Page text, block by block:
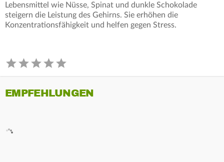
Lebensmittel wie Nüsse, Spinat und dunkle Schokolade
steigern die Leistung des Gehirns. Sie erhöhen die
Konzentrationsfähigkeit und helfen gegen Stress.
EMPFEHLUNGEN